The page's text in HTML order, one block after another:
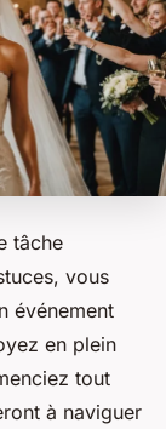
tâche
vous
événement
en plein
tout
à naviguer